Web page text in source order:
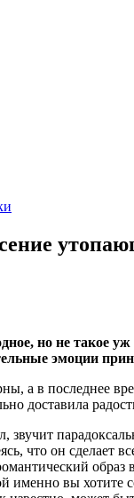
но не такое
эмоции
а в последнее
доставила
звучит
что он сделает
образ
именно вы хотите